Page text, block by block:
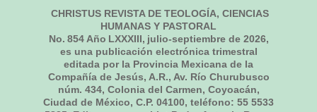
CHRISTUS REVISTA DE TEOLOGÍA, CIENCIAS
HUMANAS Y PASTORAL
No. 854Año LXXXIII, julio-septiembre de 2026,
es una publicación electrónica trimestral
editada por la Provincia Mexicana de la
Compañía de Jesús, A.R., Av. Río Churubusco
núm. 434, Colonia del Carmen, Coyoacán,
Ciudad de México, C.P. 04100, teléfono: 55 5533